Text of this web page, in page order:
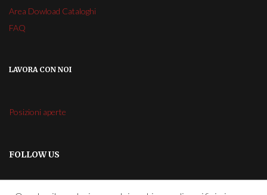
Area Dowload Cataloghi
FAQ
LAVORA CON NOI
Posizioni aperte
FOLLOW US